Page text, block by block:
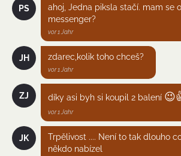
PS
ahoj, Jedna piksla stačí. mam se
messenger?
vor 1 Jahr
JH zdarec,kolik toho chceš?
vor 1 Jahr
ZJ díky asi byh si koupil 2 balení 😉
vor 1 Jahr
JK
Trpělivost .... Není to tak dlouho
někdo nabízel